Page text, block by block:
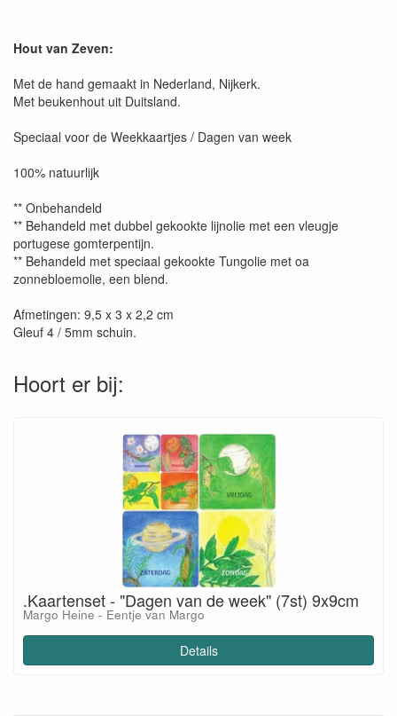
Hout van Zeven:
Met de hand gemaakt in Nederland, Nijkerk.
Met beukenhout uit Duitsland.
Speciaal voor de Weekkaartjes / Dagen van week
100% natuurlijk
** Onbehandeld
** Behandeld met dubbel gekookte lijnolie met een vleugje
portugese gomterpentijn.
** Behandeld met speciaal gekookte Tungolie met oa
zonnebloemolie, een blend.
Afmetingen: 9,5 x 3 x 2,2 cm
Gleuf 4 / 5mm schuin.
Hoort er bij:
.Kaartenset - "Dagen van de week" (7st) 9x9cm
Margo Heine - Eentje van Margo
Details